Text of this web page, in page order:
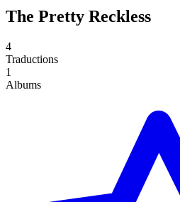
The Pretty Reckless
4
Traductions
1
Albums